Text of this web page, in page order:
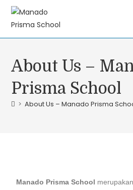
About Us –
Prisma School
> About Us – Manado Prisma
Manado Prisma School